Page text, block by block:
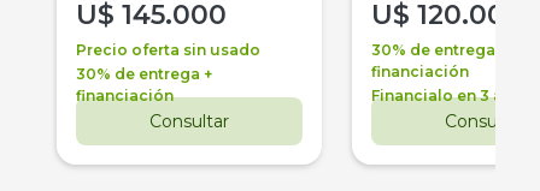
U$ 145.000
Precio oferta sin usado
30% de entrega +
financiación
Consultar
U$ 120.000
30% de entrega +
financiación
Financialo en 3 años
Consultar